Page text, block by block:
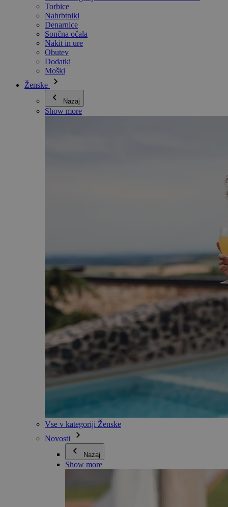
Torbice
Nahrbtniki
Denarnice
Sončna očala
Nakit in ure
Obutev
Dodatki
Moški
Ženske
Nazaj
Show more
Vse v kategoriji Ženske
Novosti
Nazaj
Show more